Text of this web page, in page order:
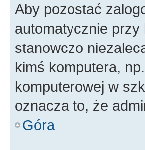
Aby pozostać
automatycznie przy
stanowczo
kimś komputera,
komputerowej w
oznacza to, że
Góra